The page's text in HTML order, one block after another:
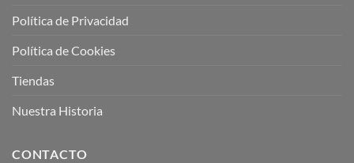
Política de Privacidad
Política de Cookies
Tiendas
Nuestra Historia
CONTACTO